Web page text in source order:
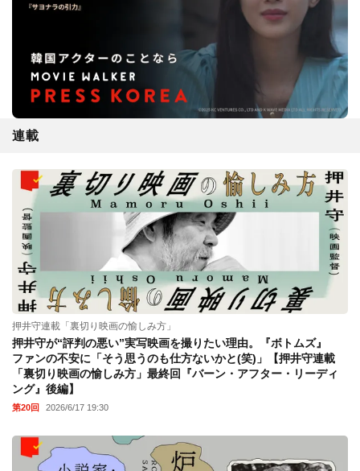
連載
押井守連載「裏切り映画の愉しみ方」
押井守が“評判の悪い”実写映画を撮りたい理由。『ボトムズ』
ファンの不安に「そう思うのも仕方ないかと(笑)」【押井守連載
「裏切り映画の愉しみ方」最終回『バーン・アフター・リーディ
ング』後編】
第20回 2026/6/17 19:30